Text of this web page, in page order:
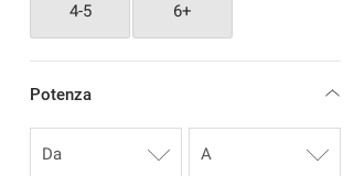
4-5 6+
Potenza